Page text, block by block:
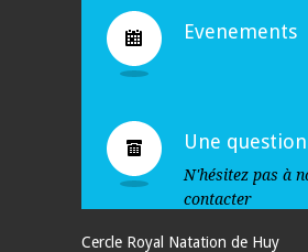
Evenements
Une question
N'hésitez pas à
contacter
Cercle Royal Natation de Huy